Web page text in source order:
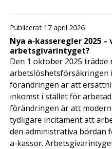
Publicerat 17 april 2026
Nya a-kasseregler 2025
arbetsgivarintyget?
Den 1 oktober 2025
arbetslöshetsförsäkringen
förändringen är att
inkomst i stället för
förändringen är att
tydligare incitament att
den administrativa bördan
a-kassor.